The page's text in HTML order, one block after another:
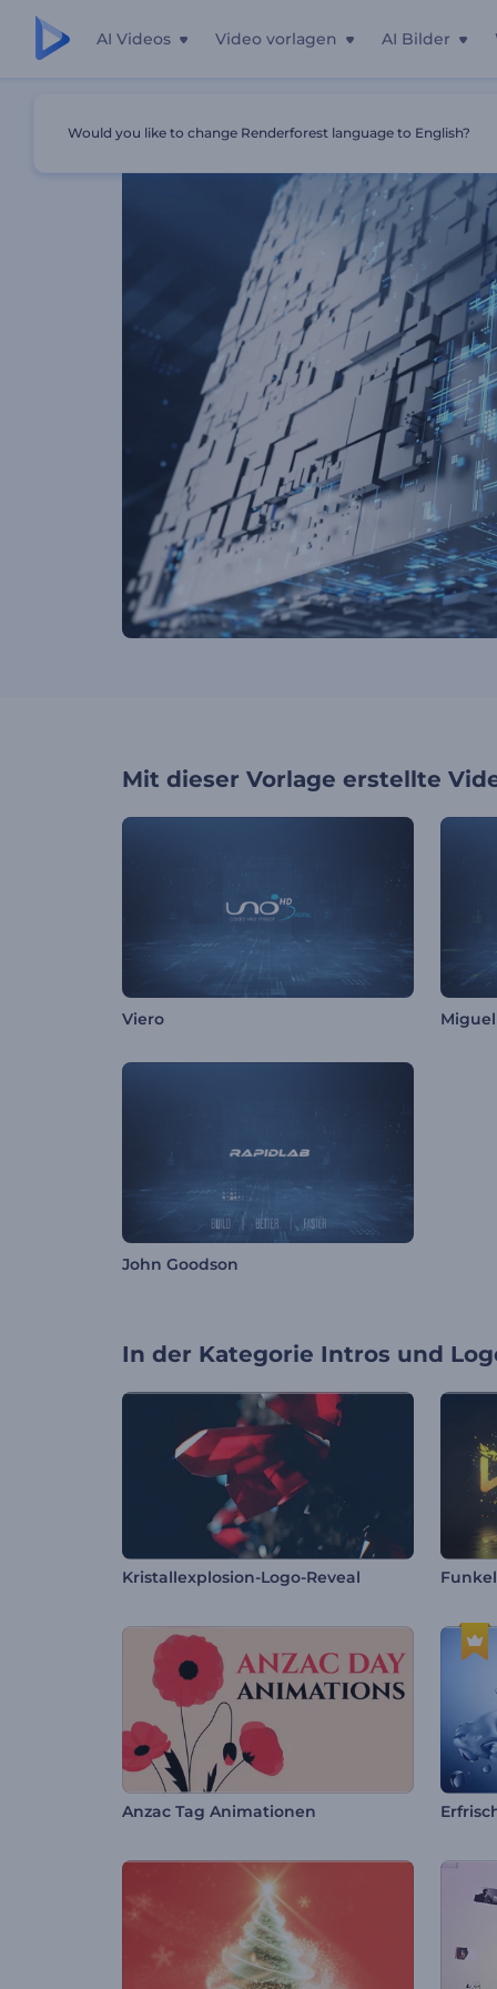
AI Videos Video vorlagen AI Bilder
Mit dieser Vorlage erstellte
Viero
John Goodson
In der Kategorie Intros und
Kristallexplosion-Logo-Reveal
Anzac Tag Animationen
Would you like to change Renderforest language to English?